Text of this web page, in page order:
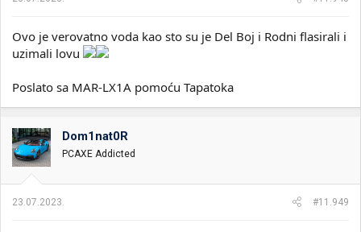
Ovo je verovatno voda kao sto su je Del Boj i Rodni flasirali i
uzimali lovu
Poslato sa MAR-LX1A pomoću Tapatoka
Dom1nat0R
PCAXE Addicted
23.07.2023. #11.949